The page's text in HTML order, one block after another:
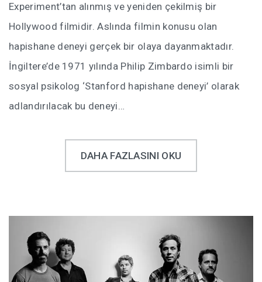
Experiment’tan alınmış ve yeniden çekilmiş bir
Hollywood filmidir. Aslında filmin konusu olan
hapishane deneyi gerçek bir olaya dayanmaktadır.
İngiltere’de 1971 yılında Philip Zimbardo isimli bir
sosyal psikolog ‘Stanford hapishane deneyi’ olarak
adlandırılacak bu deneyi…
DAHA FAZLASINI OKU